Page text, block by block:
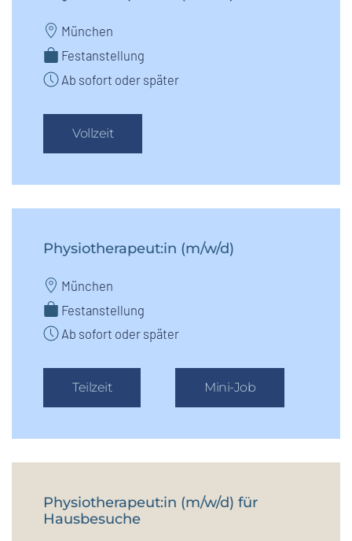
München
Festanstellung
Ab sofort oder später
Vollzeit
Physiotherapeut:in (m/w/d)
München
Festanstellung
Ab sofort oder später
Teilzeit Mini-Job
Physiotherapeut:in (m/w/d) für
Hausbesuche